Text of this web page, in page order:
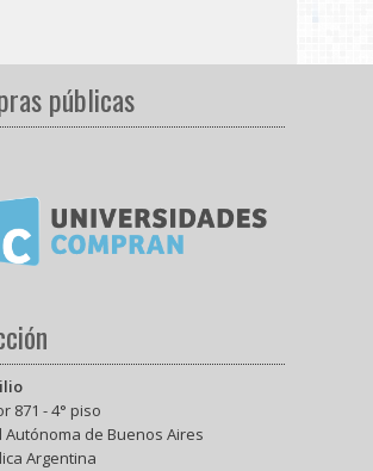
públicas
871 - 4° piso
Autónoma de Buenos Aires
Argentina